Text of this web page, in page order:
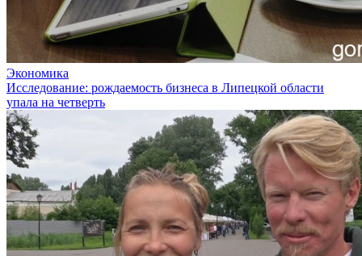
Экономика
Исследование: рождаемость бизнеса в Липецкой области
упала на четверть